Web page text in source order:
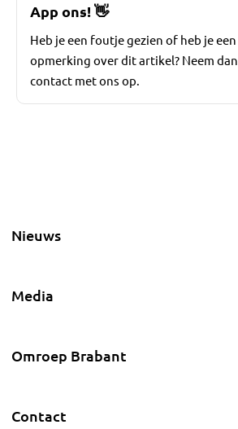
App ons!👋
Heb je een foutje gezien of heb je een
opmerking over dit artikel? Neem dan
contact met ons op.
Nieuws
Media
Omroep Brabant
Contact